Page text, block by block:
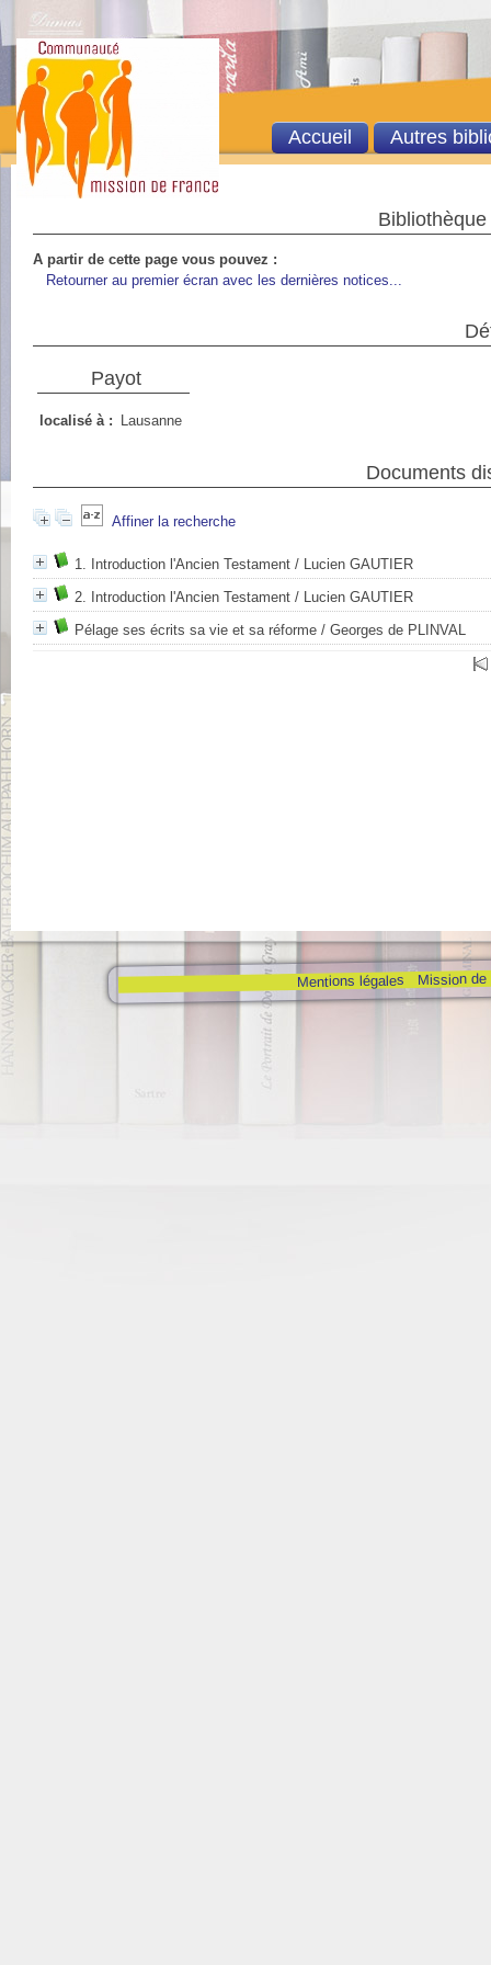
A partir de cette page vous pouvez :
Retourner au premier écran avec les dernières notices...
Payot
localisé à : Lausanne
Documents
Affiner la recherche
1. Introduction l'Ancien Testament / Lucien GAUTIER
2. Introduction l'Ancien Testament / Lucien GAUTIER
Pélage ses écrits sa vie et sa réforme / Georges de PLINVAL
Mentions légales Mission de
Accueil Autres